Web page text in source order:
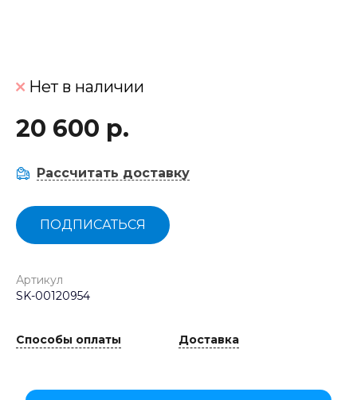
Нет в наличии
20 600 р.
Рассчитать доставку
ПОДПИСАТЬСЯ
Артикул
SK-00120954
Способы оплаты Доставка